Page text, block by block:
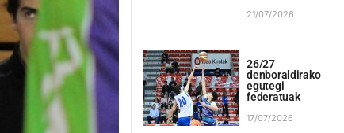
21/07/2026
26/27
denboraldirako
egutegi
federatuak
17/07/2026